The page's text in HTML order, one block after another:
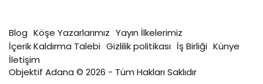
Blog Köşe Yazarlarımız Yayın İlkelerimiz
İçerik Kaldırma Talebi Gizlilik politikası İş Birliği Künye
İletişim
Objektif Adana © 2026 - Tüm Hakları Saklıdır